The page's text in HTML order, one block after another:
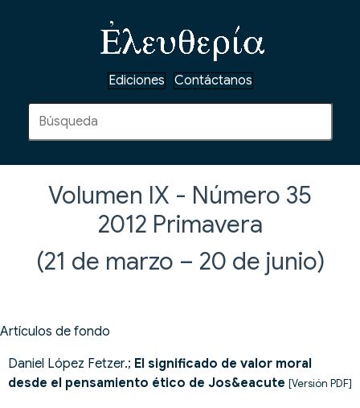
Ediciones Contáctanos
Volumen IX - Número 35
2012 Primavera
(21 de marzo – 20 de junio)
Artículos de fondo
Daniel López Fetzer.; El significado de valor moral
desde el pensamiento ético de Jos&eacute [Versión PDF]